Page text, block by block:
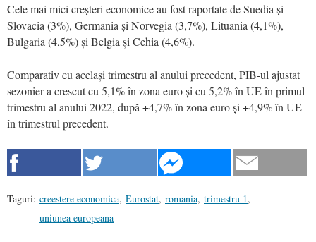
Cele mai mici creșteri economice au fost raportate de Suedia și
Slovacia (3%), Germania și Norvegia (3,7%), Lituania (4,1%),
Bulgaria (4,5%) și Belgia și Cehia (4,6%).
Comparativ cu același trimestru al anului precedent, PIB-ul ajustat
sezonier a crescut cu 5,1% în zona euro și cu 5,2% în UE în primul
trimestru al anului 2022, după +4,7% în zona euro și +4,9% în UE
în trimestrul precedent.
Taguri: creestere economica, Eurostat, romania, trimestru 1,
uniunea europeana